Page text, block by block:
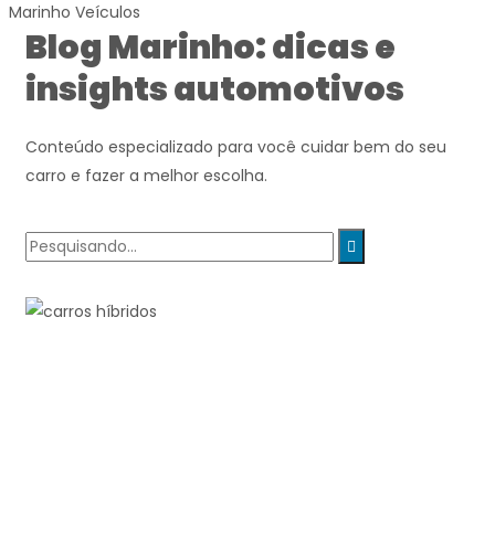
Trabalhe conosco
Quero vender
Contato
Ver carros disponíveis
Marinho Veículos
Blog Marinho: dicas e
insights automotivos
Conteúdo especializado para você cuidar bem do seu
carro e fazer a melhor escolha.